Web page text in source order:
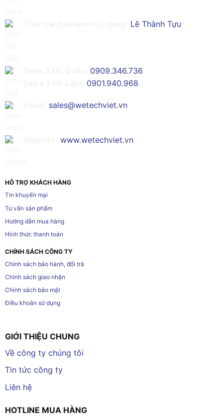
Lê Thành Tựu
0909.346.736
0901.940.968
sales@wetechviet.vn
www.wetechviet.vn
HỖ TRỢ KHÁCH HÀNG
Tin khuyến mại
Tư vấn sản phẩm
Hướng dẫn mua hàng
Hình thức thanh toán
CHÍNH SÁCH CÔNG TY
Chính sách bảo hành, đổi trả
Chính sách giao nhận
Chính sách bảo mật
Điều khoản sử dụng
GIỚI THIỆU CHUNG
Về công ty chúng tôi
Tin tức công ty
Liên hệ
HOTLINE MUA HÀNG